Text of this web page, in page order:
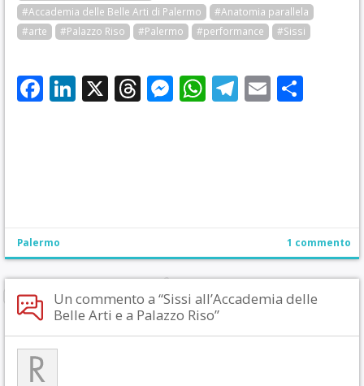
#Accademia delle Belle Arti di Palermo
#Anatomia parallela
#arte
#Palazzo Riso #Palermo #performance #Sissi
Facebook
LinkedIn
X Threads
Messenger
WhatsApp
Telegram
Email
Palermo 1 commento
Un commento a “Sissi all’Accademia delle
Belle Arti e a Palazzo Riso”